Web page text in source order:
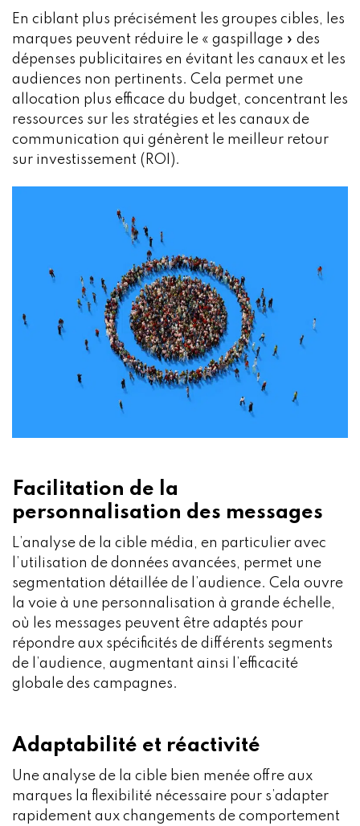
En ciblant plus précisément les groupes cibles, les
marques peuvent réduire le « gaspillage » des
dépenses publicitaires en évitant les canaux et les
audiences non pertinents. Cela permet une
allocation plus efficace du budget, concentrant les
ressources sur les stratégies et les canaux de
communication qui génèrent le meilleur retour
sur investissement (ROI).
Facilitation de la
personnalisation des messages
L’analyse de la cible média, en particulier avec
l’utilisation de données avancées, permet une
segmentation détaillée de l’audience. Cela ouvre
la voie à une personnalisation à grande échelle,
où les messages peuvent être adaptés pour
répondre aux spécificités de différents segments
de l’audience, augmentant ainsi l’efficacité
globale des campagnes.
Adaptabilité et réactivité
Une analyse de la cible bien menée offre aux
marques la flexibilité nécessaire pour s’adapter
rapidement aux changements de comportement